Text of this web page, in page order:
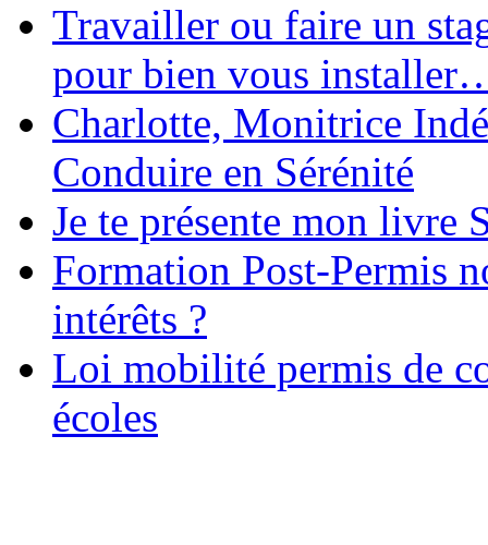
Travailler ou faire un
pour bien vous
Charlotte, Monitrice
Conduire en Sérénité
Je te présente mon livre
Formation Post-Permis
intérêts ?
Loi mobilité permis de
écoles